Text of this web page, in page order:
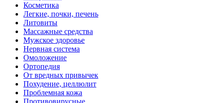
Косметика
Легкие, почки, печень
Литовиты
Массажные средства
Мужское здоровье
Нервная система
Омоложение
Ортопедия
От вредных привычек
Похудение, целлюлит
Проблемная кожа
Противовирусные